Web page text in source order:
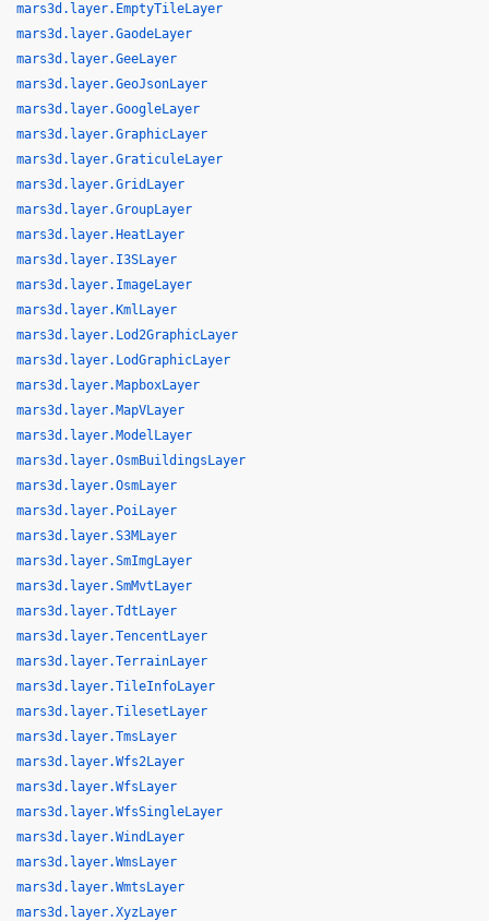
mars3d.layer.EmptyTileLayer
mars3d.layer.GaodeLayer
mars3d.layer.GeeLayer
mars3d.layer.GeoJsonLayer
mars3d.layer.GoogleLayer
mars3d.layer.GraphicLayer
mars3d.layer.GraticuleLayer
mars3d.layer.GridLayer
mars3d.layer.GroupLayer
mars3d.layer.HeatLayer
mars3d.layer.I3SLayer
mars3d.layer.ImageLayer
mars3d.layer.KmlLayer
mars3d.layer.Lod2GraphicLayer
mars3d.layer.LodGraphicLayer
mars3d.layer.MapboxLayer
mars3d.layer.MapVLayer
mars3d.layer.ModelLayer
mars3d.layer.OsmBuildingsLayer
mars3d.layer.OsmLayer
mars3d.layer.PoiLayer
mars3d.layer.S3MLayer
mars3d.layer.SmImgLayer
mars3d.layer.SmMvtLayer
mars3d.layer.TdtLayer
mars3d.layer.TencentLayer
mars3d.layer.TerrainLayer
mars3d.layer.TileInfoLayer
mars3d.layer.TilesetLayer
mars3d.layer.TmsLayer
mars3d.layer.Wfs2Layer
mars3d.layer.WfsLayer
mars3d.layer.WfsSingleLayer
mars3d.layer.WindLayer
mars3d.layer.WmsLayer
mars3d.layer.WmtsLayer
mars3d.layer.XyzLayer